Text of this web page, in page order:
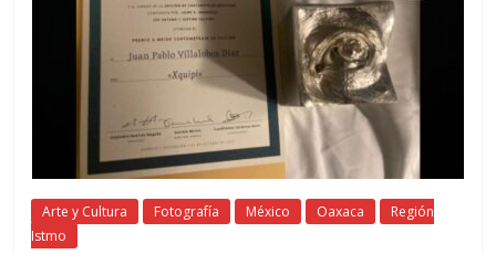
Arte y Cultura Fotografía México Oaxaca
Región
Istmo